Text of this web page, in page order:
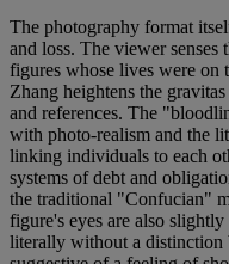
The photography format
and loss. The viewer
figures whose lives were on
Zhang heightens the
and references. The
with photo-realism and the
linking individuals to each
systems of debt and
the traditional "Confucian"
figure's eyes are also
literally without a distinction